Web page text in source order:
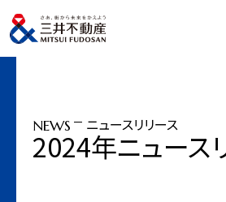
トップページ ニュースリリース
「女性のエンパワーメント原則（WEPs）」に署名
NEWS ニュースリリース
2024年ニュース